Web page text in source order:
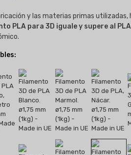
y las materias primas utilizadas,
PLA para 3D iguale y supere al